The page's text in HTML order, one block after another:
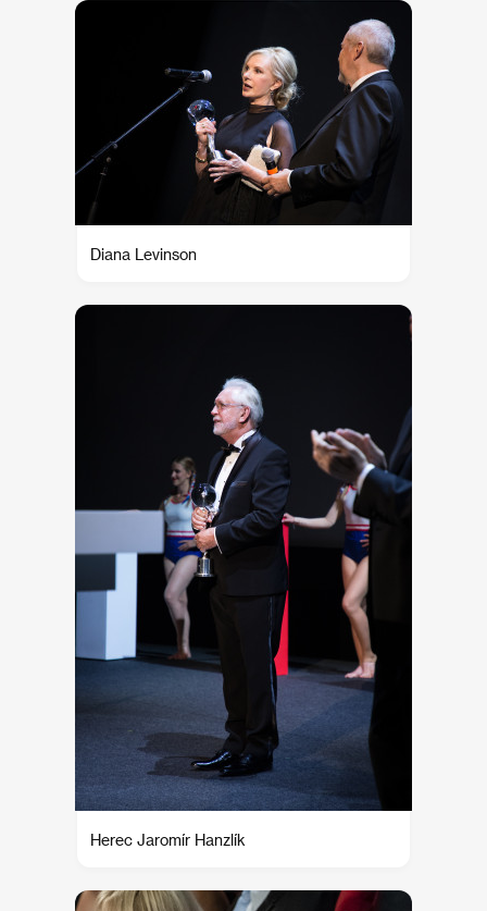
Diana Levinson
Herec Jaromír Hanzlík